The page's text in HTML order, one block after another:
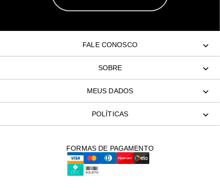
FALE CONOSCO
SOBRE
MEUS DADOS
POLÍTICAS
FORMAS DE PAGAMENTO